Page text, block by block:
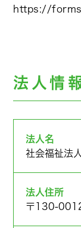
https://
法人情
法人名
社会福祉法
法人住所
〒130-